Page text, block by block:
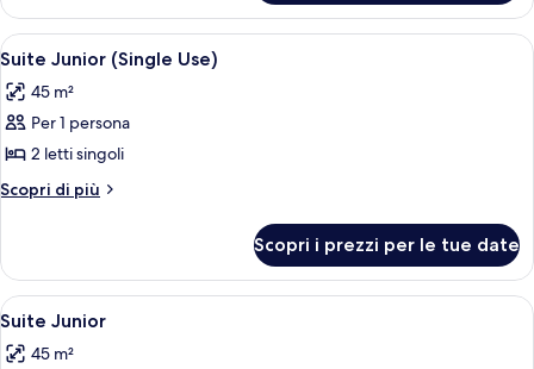
Junior
(Deluxe)
Apri
tutte
le
foto
per
Suite
Use)
Una camera d'albergo con un letto
2
Suite Junior (Single Use)
45 m²
Per 1 persona
2 letti singoli
Scopri di più
Altri
Junior
(Single
Use)
Scopri i prezzi per le tue date
Apri
tutte
le
Una camera d'albergo con un letto
1
Suite Junior
45 m²